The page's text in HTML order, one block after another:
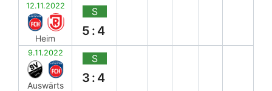
12.11.2022
Heim
S
5:4
9.11.2022
Auswärts
S
3:4